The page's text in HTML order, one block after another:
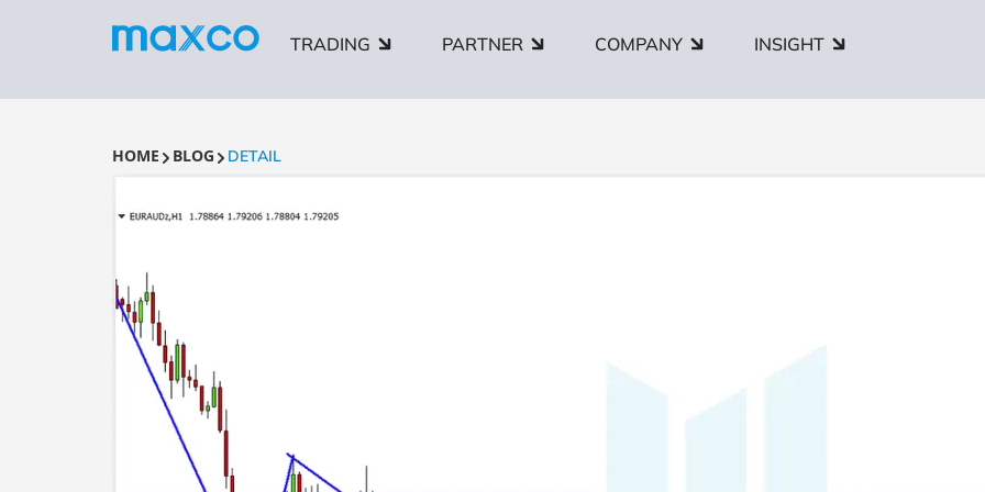
TRADING PARTNER COMPANY INSIGHT
HOME BLOG DETAIL